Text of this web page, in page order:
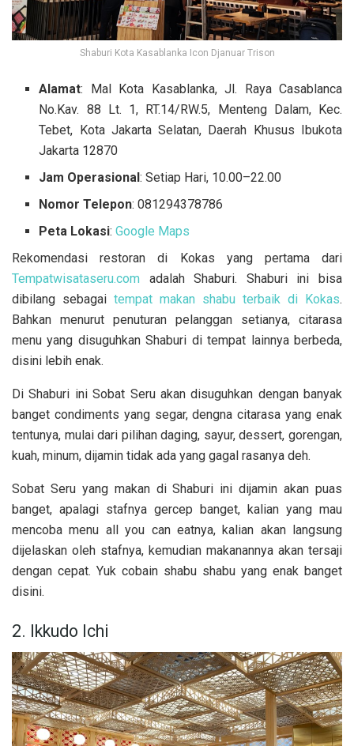
Shaburi Kota Kasablanka Icon Djanuar Trison
Alamat: Mal Kota Kasablanka, Jl. Raya Casablanca
No.Kav. 88 Lt. 1, RT.14/RW.5, Menteng Dalam, Kec.
Tebet, Kota Jakarta Selatan, Daerah Khusus Ibukota
Jakarta 12870
Jam Operasional: Setiap Hari, 10.00–22.00
Nomor Telepon: 081294378786
Peta Lokasi:Google Maps
Rekomendasi restoran di Kokas yang pertama dari
Tempatwisataseru.com adalah Shaburi. Shaburi ini bisa
dibilang sebagai tempat makan shabu terbaik di Kokas.
Bahkan menurut penuturan pelanggan setianya, citarasa
menu yang disuguhkan Shaburi di tempat lainnya berbeda,
disini lebih enak.
Di Shaburi ini Sobat Seru akan disuguhkan dengan banyak
banget condiments yang segar, dengna citarasa yang enak
tentunya, mulai dari pilihan daging, sayur, dessert, gorengan,
kuah, minum, dijamin tidak ada yang gagal rasanya deh.
Sobat Seru yang makan di Shaburi ini dijamin akan puas
banget, apalagi stafnya gercep banget, kalian yang mau
mencoba menu all you can eatnya, kalian akan langsung
dijelaskan oleh stafnya, kemudian makanannya akan tersaji
dengan cepat. Yuk cobain shabu shabu yang enak banget
disini.
2. Ikkudo Ichi